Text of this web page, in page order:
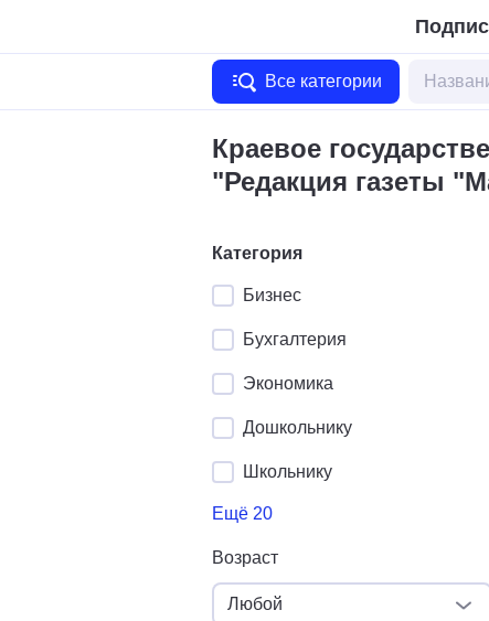
Все категории
Краевое
"Редакция газеты
Категория
Бизнес
Бухгалтерия
Экономика
Дошкольнику
Школьнику
Ещё 20
Возраст
Любой